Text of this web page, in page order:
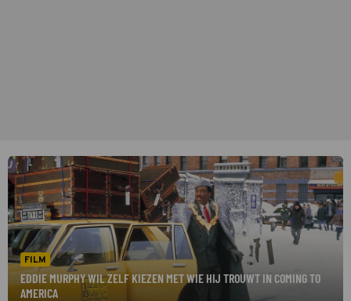
FILM
EDDIE MURPHY WIL ZELF KIEZEN MET WIE HIJ TROUWT IN COMING TO
AMERICA